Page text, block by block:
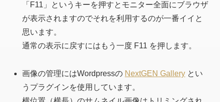
「F11」というキーを押すとモニター全面にブラウザ
が表示されますのでそれを利用するのが一番イイと
思います。
通常の表示に戻すにはもう一度 F11 を押します。
画像の管理にはWordpressの NextGEN Gallery とい
うプラグインを使用しています。